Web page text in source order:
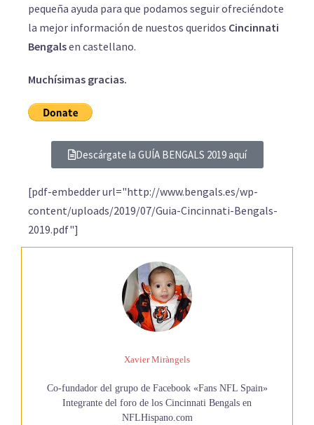
pequeña ayuda para que podamos seguir ofreciéndote
la mejor información de nuestos queridos Cincinnati
Bengalsen castellano.
Muchísimas gracias.
Descárgate la GUÍA BENGALS 2019 aquí
[pdf-embedder url="http://www.bengals.es/wp-
content/uploads/2019/07/Guia-Cincinnati-Bengals-
2019.pdf"]
Xavier Miràngels
Co-fundador del grupo de Facebook «Fans NFL Spain»
Integrante del foro de los Cincinnati Bengals en
NFLHispano.com